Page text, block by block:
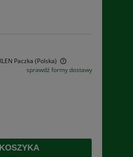
Paczka (Polska)
kosztów
sprawdź formy dostawy